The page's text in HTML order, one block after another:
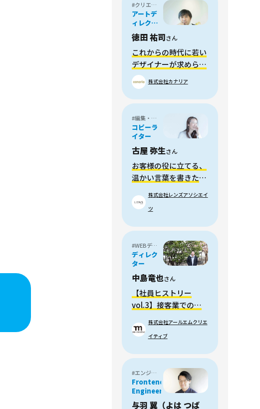
#クリエイティブディレクター
アートデ
ィレクタ
ー/クリエ
イティブ
ディレク
ター
徳田 祐司さん
これからの時代に若い
デザイナーが求められ
ることとは？
株式会社カナリア
#編集・ライター
コピーラ
イター
古屋 弥生さん
お客様の役に立てる、
温かい言葉を書きた
株式会社レンズアソシエイ
ツ
#WEBディレクター
ディレク
ター
中島竜也さん
【社員ヒストリー
vol.3】接客業でのポ
でWEB制作の道へ
株式会社アールエムクリエ
イティブ
#エンジニア・プログラマー
Frontend
Engineer
与羽 翼（よは つば